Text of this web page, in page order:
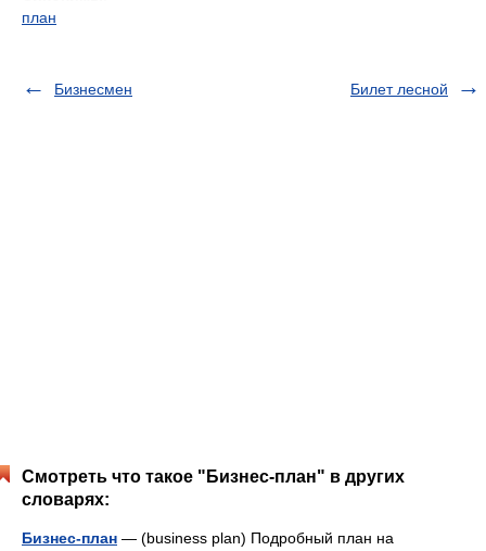
план
Бизнесмен Билет лесной
Смотреть что такое "Бизнес-план" в других
словарях:
Бизнес-план — (business plan) Подробный план на